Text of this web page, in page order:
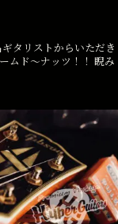
タリストからいただき
ムド〜ナッツ！！ 睨み